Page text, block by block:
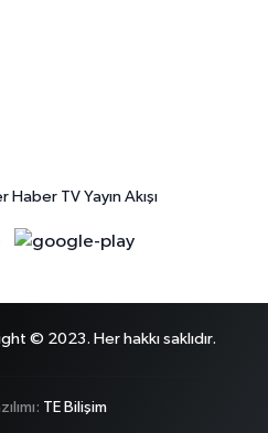
Haber TV Yayın Akışı
© 2023. Her hakkı saklıdır.
TE Bilişim